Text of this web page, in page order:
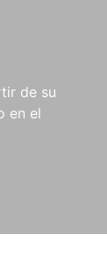
de su
en el